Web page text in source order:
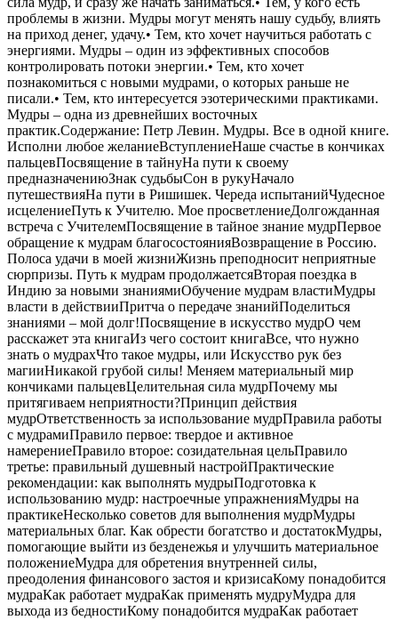
проблемы в жизни. Мудры могут менять нашу судьбу, влиять
на приход денег, удачу.• Тем, кто хочет научиться работать с
энергиями. Мудры – один из эффективных способов
контролировать потоки энергии.• Тем, кто хочет
познакомиться с новыми мудрами, о которых раньше не
писали.• Тем, кто интересуется эзотерическими практиками.
Мудры – одна из древнейших восточных
практик.Содержание: Петр Левин. Мудры. Все в одной книге.
Исполни любое желаниеВступлениеНаше счастье в кончиках
пальцевПосвящение в тайнуНа пути к своему
предназначениюЗнак судьбыСон в рукуНачало
путешествияНа пути в Ришишек. Череда испытанийЧудесное
исцелениеПуть к Учителю. Мое просветлениеДолгожданная
встреча с УчителемПосвящение в тайное знание мудрПервое
обращение к мудрам благосостоянияВозвращение в Россию.
Полоса удачи в моей жизниЖизнь преподносит неприятные
сюрпризы. Путь к мудрам продолжаетсяВторая поездка в
Индию за новыми знаниямиОбучение мудрам властиМудры
власти в действииПритча о передаче знанийПоделиться
знаниями – мой долг!Посвящение в искусство мудрО чем
расскажет эта книгаИз чего состоит книгаВсе, что нужно
знать о мудрахЧто такое мудры, или Искусство рук без
магииНикакой грубой силы! Меняем материальный мир
кончиками пальцевЦелительная сила мудрПочему мы
притягиваем неприятности?Принцип действия
мудрОтветственность за использование мудрПравила работы
с мудрамиПравило первое: твердое и активное
намерениеПравило второе: созидательная цельПравило
третье: правильный душевный настройПрактические
рекомендации: как выполнять мудрыПодготовка к
использованию мудр: настроечные упражненияМудры на
практикеНесколько советов для выполнения мудрМудры
материальных благ. Как обрести богатство и достатокМудры,
помогающие выйти из безденежья и улучшить материальное
положениеМудра для обретения внутренней силы,
преодоления финансового застоя и кризисаКому понадобится
мудраКак работает мудраКак применять мудруМудра для
выхода из бедностиКому понадобится мудраКак работает